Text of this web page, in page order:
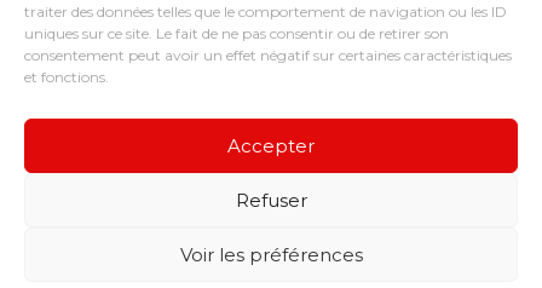
traiter des données telles que le comportement de navigation ou les ID
uniques sur ce site. Le fait de ne pas consentir ou de retirer son
consentement peut avoir un effet négatif sur certaines caractéristiques
et fonctions.
Accepter
Refuser
Voir les préférences
Principale
CONSEILS ET ACCOMPAGNEMENTS
NOS OUTILS
RECRUTEMENT
PLAN DU SITE MENTIONS LÉGALES